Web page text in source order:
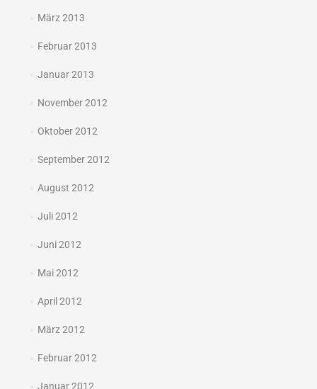
März 2013
Februar 2013
Januar 2013
November 2012
Oktober 2012
September 2012
August 2012
Juli 2012
Juni 2012
Mai 2012
April 2012
März 2012
Februar 2012
Januar 2012